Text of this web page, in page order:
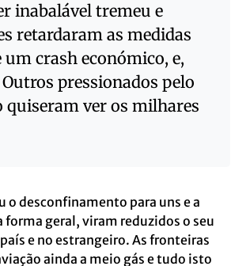
inabalável tremeu e
retardaram as medidas
crash económico, e,
pressionados pelo
quiseram ver os milhares
o desconfinamento para uns e a
geral, viram reduzidos o seu
e no estrangeiro. As fronteiras
ainda a meio gás e tudo isto